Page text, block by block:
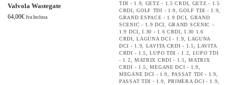
Valvola Wastegate
64,00€ Iva Inclusa
TDI - 1.9
GETZ - 1.5 CRDI
GETZ - 1.5
CRDI ,GOLF TDI - 1.9 ,GOLF TDI - 1.9
GRAND ESPACE - 1.9 DCI
GRAND
SCENIC - 1.9 DCI
GRAND SCENIC -
1.9 DCI ,I.30 - 1.6 CRDI ,I.30 1.6
CRDI ,LAGUNA DCI - 1.9
LAGUNA
DCI - 1.9
LAVITA CRDI - 1.5 ,LAVITA
CRDI - 1.5 ,LUPO TDI - 1.2
LUPO TDI
- 1.2
MATRIX CRDI - 1.5 ,MATRIX
CRDI - 1.5 ,MEGANE DCI - 1.9
MEGANE DCI - 1.9
PASSAT TDI - 1.9
PASSAT TDI - 1.9
PRIMERA DCI - 1.9